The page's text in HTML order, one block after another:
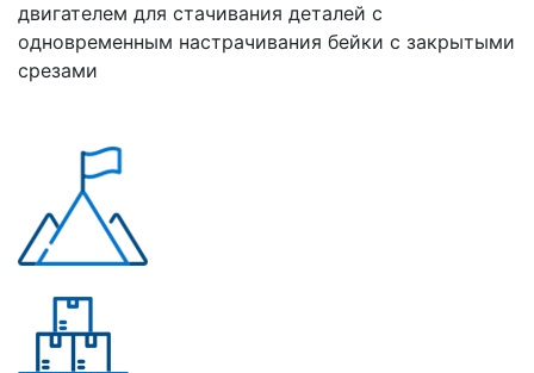
двигателем для стачивания деталей с
одновременным настрачивания бейки с закрытыми
срезами